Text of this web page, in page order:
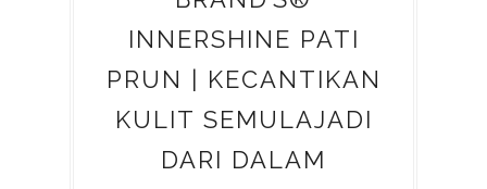
INNERSHINE PATI
PRUN | KECANTIKAN
KULIT SEMULAJADI
DARI DALAM